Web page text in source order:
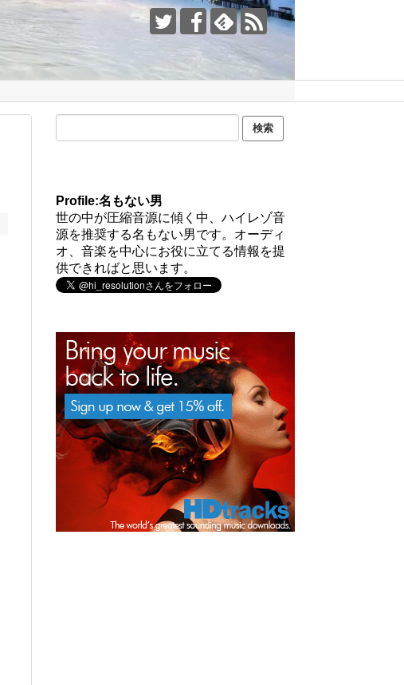
Profile:名もない男
世の中が圧縮音源に傾く中、ハイレゾ音
源を推奨する名もない男です。オーディ
オ、音楽を中心にお役に立てる情報を提
供できればと思います。